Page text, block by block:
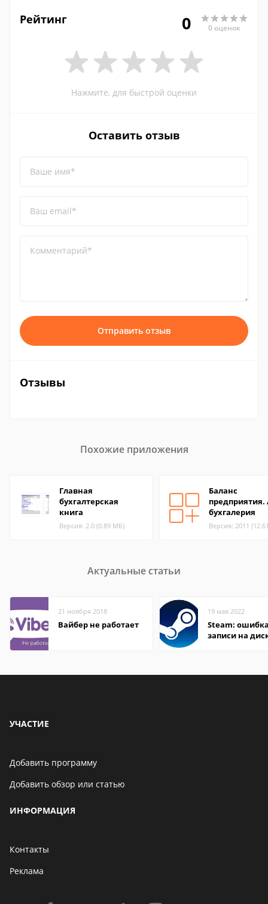
Рейтинг 0 0 оценок
Нажмите, для быстрой оценки
Оставить отзыв
Ваше имя*
Ваш email*
Комментарий*
Отправить отзыв
Отзывы
Похожие приложения
Главная
бухгалтерская
книга
Версия: 2.0 (0.89 МБ)
Баланс
предприятия.
бухгалерия
Версия: 2011
Актуальные статьи
21 ноября 2018
Вайбер не работает
19 мая 2022
Steam:
записи на
УЧАСТИЕ
Добавить программу
Добавить обзор или статью
ИНФОРМАЦИЯ
Контакты
Реклама